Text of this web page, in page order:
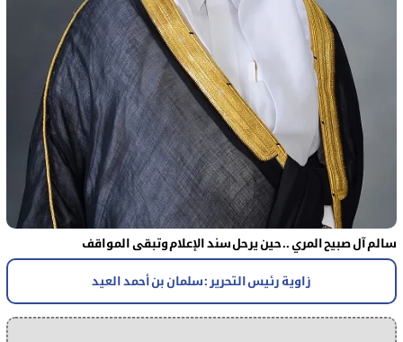
سالم آل صبيح المري .. حين يرحل سند الإعلام وتبقى المواقف
زاوية رئيس التحرير : سلمان بن أحمد العيد